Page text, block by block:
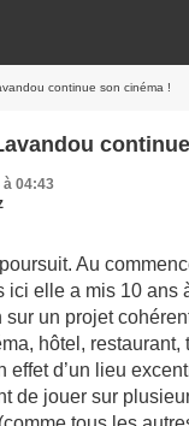
continue son cinéma !
à 04:43
Au
ici elle a mis 10 ans
un projet
hôtel, restaurant,
effet d’un lieu
de jouer sur